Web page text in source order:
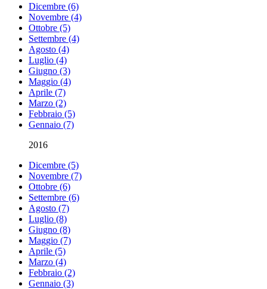
Dicembre (6)
Novembre (4)
Ottobre (5)
Settembre (4)
Agosto (4)
Luglio (4)
Giugno (3)
Maggio (4)
Aprile (7)
Marzo (2)
Febbraio (5)
Gennaio (7)
2016
Dicembre (5)
Novembre (7)
Ottobre (6)
Settembre (6)
Agosto (7)
Luglio (8)
Giugno (8)
Maggio (7)
Aprile (5)
Marzo (4)
Febbraio (2)
Gennaio (3)